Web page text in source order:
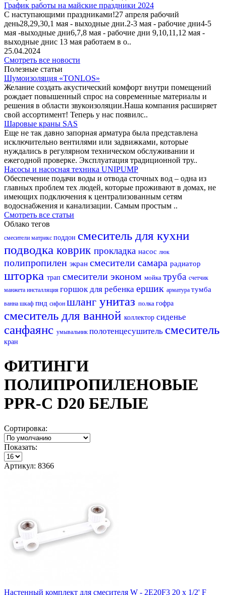
График работы на майские праздники 2024
С наступающими праздниками!27 апреля рабочий
день28,29,30,1 мая - выходные дни.2-3 мая - рабочие дни4-5
мая -выходные дни6,7,8 мая - рабочие дни 9,10,11,12 мая -
выходные днис 13 мая работаем в о..
25.04.2024
Смотреть все новости
Полезные статьи
Шумоизоляция «TONLOS»
Желание создать акустический комфорт внутри помещений
рождает повышенный спрос на современные материалы и
решения в области звукоизоляции.Наша компания расширяет
свой ассортимент! Теперь у нас появилс..
Шаровые краны SAS
Еще не так давно запорная арматура была представлена
исключительно вентилями или задвижками, которые
нуждались в регулярном техническом обслуживании и
ежегодной проверке. Эксплуатация традиционной тру..
Насосы и насосная техника UNIPUMP
Обеспечение подачи воды и отвода сточных вод – одна из
главных проблем тех людей, которые проживают в домах, не
имеющих подключения к централизованным сетям
водоснабжения и канализации. Самым простым ..
Смотреть все статьи
Облако тегов
смесители матрикс поддон смеситель для кухни
подводка коврик прокладка насос люк
полипропилен экран смесители самара радиатор
шторка трап смесители эконом мойка труба счетчик
манжета инсталляция горшок для ребенка ершик арматура тумба
ванна шкаф пнд сифон шланг унитаз полка гофра
смеситель для ванной коллектор сиденье
санфаянс умывальник полотенцесушитель смеситель
кран
ФИТИНГИ
ПОЛИПРОПИЛЕНОВЫЕ
PPR-C D20 БЕЛЫЕ
Сортировка:
Показать:
Артикул: 8366
Настенный комплект для смесителя W - 2E20F3 20 х 1/2' F